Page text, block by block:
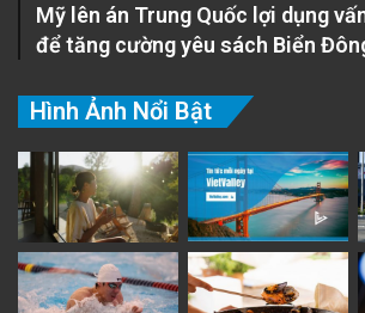
Mỹ lên án Trung Quốc lợi dụng
để tăng cường yêu sách Biển
Hình Ảnh Nổi Bật